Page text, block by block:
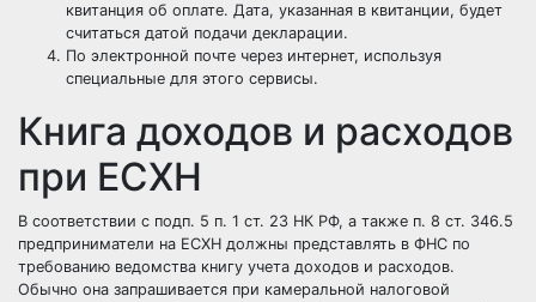
квитанция об оплате. Дата, указанная в квитанции, будет
считаться датой подачи декларации.
По электронной почте через интернет, используя
специальные для этого сервисы.
Книга доходов и расходов
при ЕСХН
В соответствии с подп. 5 п. 1 ст. 23 НК РФ, а также п. 8 ст. 346.5
предприниматели на ЕСХН должны представлять в ФНС по
требованию ведомства книгу учета доходов и расходов.
Обычно она запрашивается при камеральной налоговой